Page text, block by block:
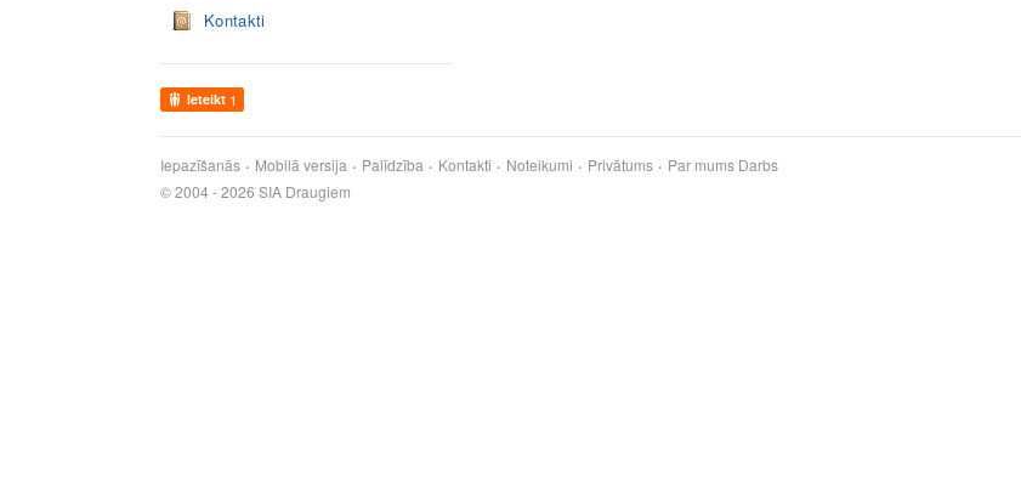
Kontakti
Ieteikt 1
Iepazīšanās Mobilā versija Palīdzība Kontakti Noteikumi Privātums Par mums Darbs
© 2004 - 2026 SIA Draugiem